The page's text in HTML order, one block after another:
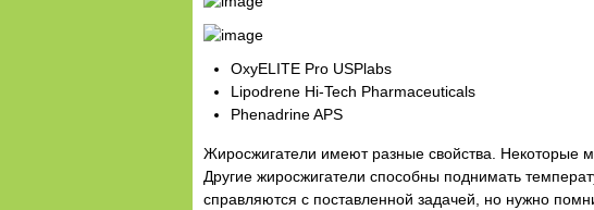
OxyELITE Pro USPlabs
Lipodrene Hi-Tech Pharmaceuticals
Phenadrine APS
Жиросжигатели имеют разные свойства. Некоторые
Другие жиросжигатели способны поднимать
справляются с поставленной задачей, но нужно